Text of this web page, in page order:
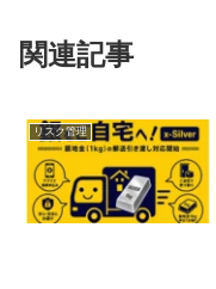
関連記事
リスク管理